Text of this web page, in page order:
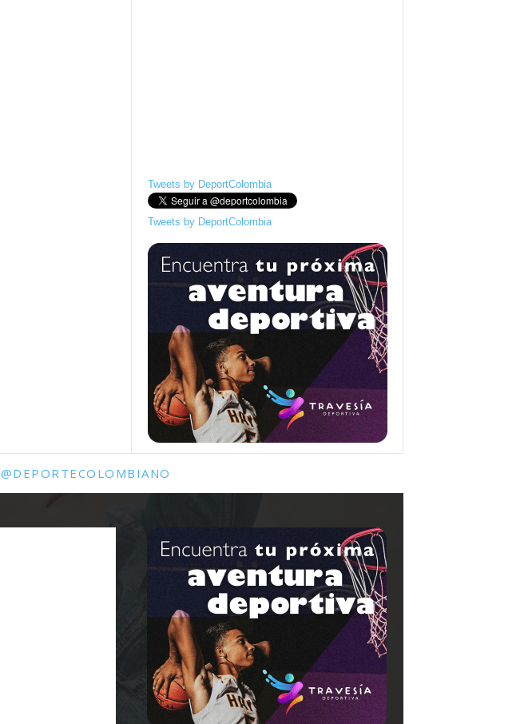
Tweets by DeportColombia
Tweets by DeportColombia
@DEPORTECOLOMBIANO